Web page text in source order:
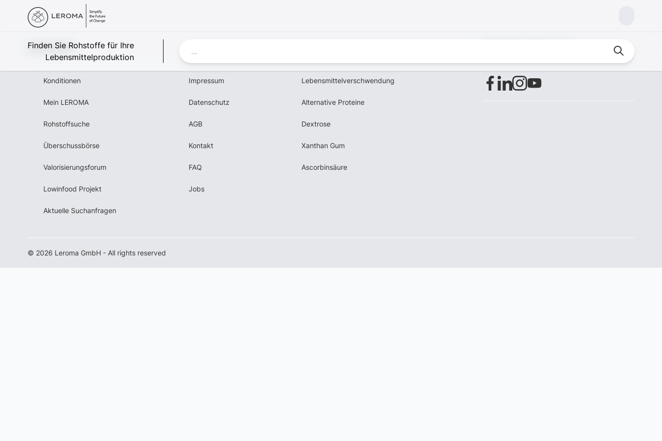
Finden Sie Rohstoffe für Ihre
Lebensmittelproduktion
Leroma
Konditionen
Mein LEROMA
Rohstoffsuche
Überschussbörse
Valorisierungsforum
Lowinfood Projekt
Aktuelle Suchanfragen
Impressum
Datenschutz
AGB
Kontakt
FAQ
Jobs
Lebensmittelverschwendung
Alternative Proteine
Dextrose
Xanthan Gum
Ascorbinsäure
© 2026 Leroma GmbH - All rights reserved